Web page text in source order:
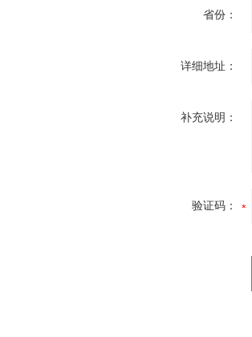
省份：
详细地址：
补充说明：
验证码：